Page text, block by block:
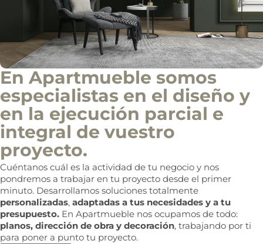
En Apartmueble somos
especialistas en el diseño y
en la ejecución parcial e
integral de vuestro
proyecto.
Cuéntanos cuál es la actividad de tu negocio y nos
pondremos a trabajar en tu proyecto desde el primer
minuto. Desarrollamos soluciones totalmente
personalizadas, adaptadas a tus necesidades y a tu
presupuesto. En Apartmueble nos ocupamos de todo:
planos, dirección de obra y decoración, trabajando por ti
para poner a punto tu proyecto.